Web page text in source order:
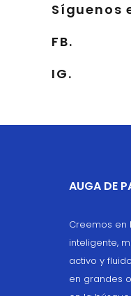
Síguenos
FB.
IG.
AUGA DE
Creemos en
inteligente,
activo y
en grandes